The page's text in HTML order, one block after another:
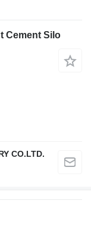
Cement Silo
CO.LTD.